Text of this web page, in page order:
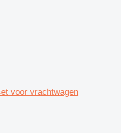
voor vrachtwagen